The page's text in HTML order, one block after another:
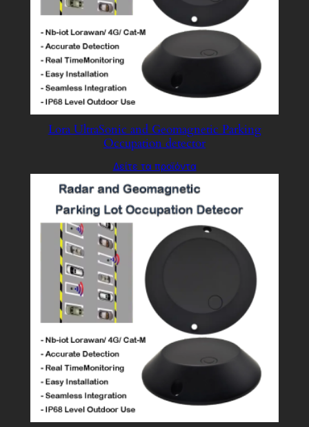
Lora UltraSonic and Geomagnetic Parking
Occupation detector
Δείτε τα προϊόντα